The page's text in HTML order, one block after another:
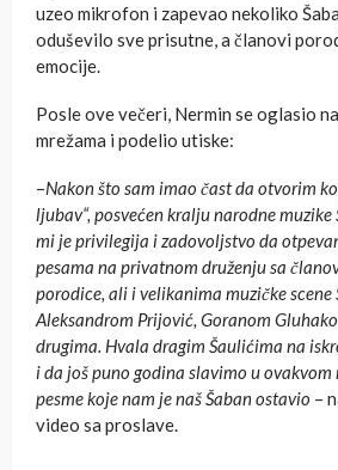
uzeo mikrofon i zapevao nekoliko
oduševilo sve prisutne, a članovi
emocije.
Posle ove večeri, Nermin se oglasio
mrežama i podelio utiske:
–Nakon što sam imao čast da otvorim
ljubav“, posvećen kralju narodne
mi je privilegija i zadovoljstvo da
pesama na privatnom druženju sa
porodice, ali i velikanima muzičke scene
Aleksandrom Prijović, Goranom
drugima. Hvala dragim Šaulićima na
i da još puno godina slavimo u ovakvom
pesme koje nam je naš Šaban ostavio –
video sa proslave.